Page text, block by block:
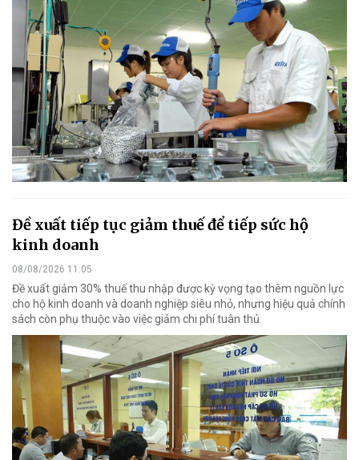
Đề xuất tiếp tục giảm thuế để tiếp sức hộ
kinh doanh
08/08/2026 11:05
Đề xuất giảm 30% thuế thu nhập được kỳ vọng tạo thêm nguồn lực
cho hộ kinh doanh và doanh nghiệp siêu nhỏ, nhưng hiệu quả chính
sách còn phụ thuộc vào việc giảm chi phí tuân thủ.